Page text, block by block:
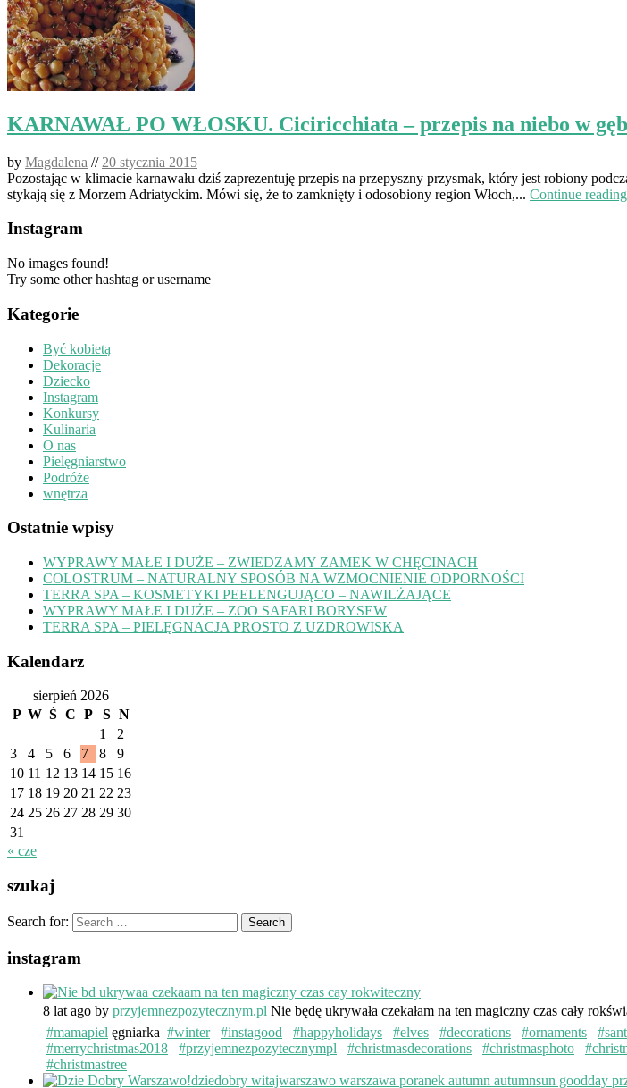
KARNAWAŁ PO WŁOSKU. Ciciricchiata – przepis na niebo w
by Magdalena // 20 stycznia 2015
Pozostając w klimacie karnawału dziś zaprezentuję przepis na przepyszny przysmak, który jest robiony
stykają się z Morzem Adriatyckim. Mówi się, że to zamknięty i odosobiony region Włoch,... Continue
Instagram
No images found!
Try some other hashtag or username
Kategorie
Być kobietą
Dekoracje
Dziecko
Instagram
Konkursy
Kulinaria
O nas
Pielęgniarstwo
Podróże
wnętrza
Ostatnie wpisy
WYPRAWY MAŁE I DUŻE – ZWIEDZAMY ZAMEK W CHĘCINACH
COLOSTRUM – NATURALNY SPOSÓB NA WZMOCNIENIE ODPORNOŚCI
TERRA SPA – KOSMETYKI PEELENGUJĄCO – NAWILŻAJĄCE
WYPRAWY MAŁE I DUŻE – ZOO SAFARI BORYSEW
TERRA SPA – PIELĘGNACJA PROSTO Z UZDROWISKA
Kalendarz
sierpień 2026
P W Ś C P S N
1
2
3
4 5 6 7 8
9
10 11 12 13 14 15 16
17 18 19 20 21 22 23
24 25 26 27 28 29 30
31
« cze
szukaj
Search for:
instagram
8 lat ago by przyjemnezpozytecznym.pl Nie będę ukrywała czekałam na ten magiczny czas cały
#mamapiel ęgniarka #winter #instagood #happyholidays #elves #decorations #ornaments
#merrychristmas2018
#przyjemnezpozytecznympl #christmasdecorations #christmasphoto
#christmastree